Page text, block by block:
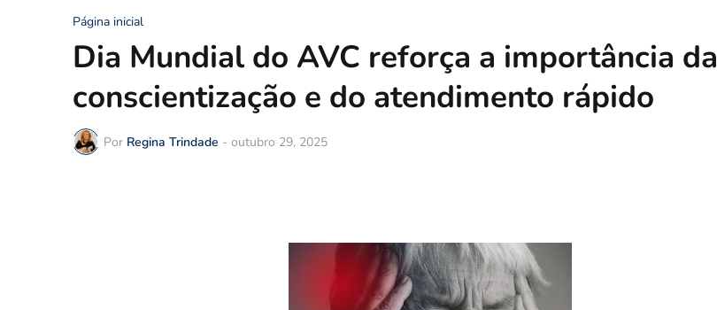
Página inicial
Dia Mundial do AVC reforça a importância da
conscientização e do atendimento rápido
Por Regina Trindade - outubro 29, 2025